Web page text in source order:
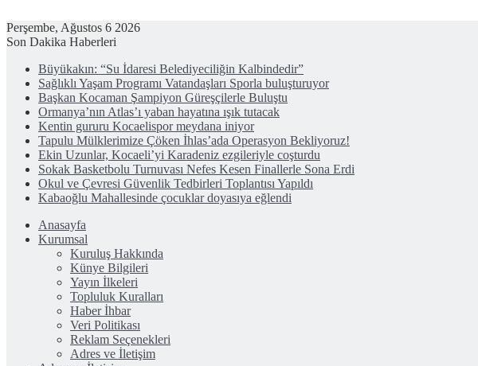
Perşembe, Ağustos 6 2026
Son Dakika Haberleri
Büyükakın: “Su İdaresi Belediyeciliğin Kalbindedir”
Sağlıklı Yaşam Programı Vatandaşları Sporla buluşturuyor
Başkan Kocaman Şampiyon Güreşçilerle Buluştu
Ormanya’nın Atlas’ı yaban hayatına ışık tutacak
Kentin gururu Kocaelispor meydana iniyor
Tapulu Mülklerimize Çöken İhlas’ada Operasyon Bekliyoruz!
Ekin Uzunlar, Kocaeli’yi Karadeniz ezgileriyle coşturdu
Sokak Basketbolu Turnuvası Nefes Kesen Finallerle Sona Erdi
Okul ve Çevresi Güvenlik Tedbirleri Toplantısı Yapıldı
Kabaoğlu Mahallesinde çocuklar doyasıya eğlendi
Anasayfa
Kurumsal
Kuruluş Hakkında
Künye Bilgileri
Yayın İlkeleri
Topluluk Kuralları
Haber İhbar
Veri Politikası
Reklam Seçenekleri
Adres ve İletişim